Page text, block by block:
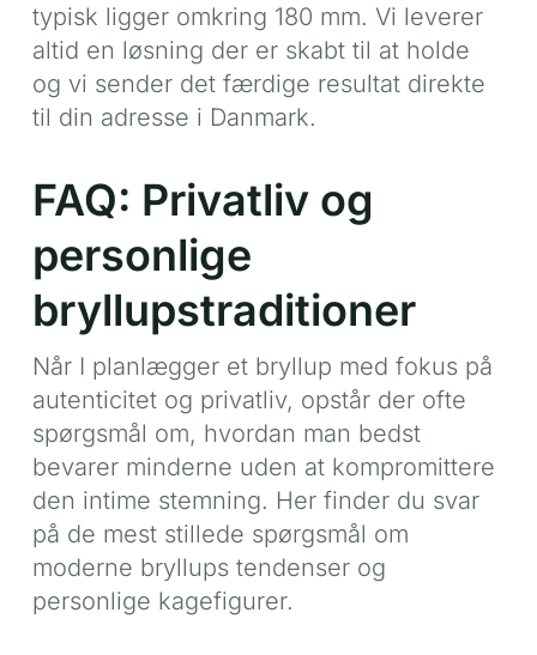
typisk ligger omkring 180 mm. Vi leverer
altid en løsning der er skabt til at holde
og vi sender det færdige resultat direkte
til din adresse i Danmark.
FAQ: Privatliv og
personlige
bryllupstraditioner
Når I planlægger et bryllup med fokus på
autenticitet og privatliv, opstår der ofte
spørgsmål om, hvordan man bedst
bevarer minderne uden at kompromittere
den intime stemning. Her finder du svar
på de mest stillede spørgsmål om
moderne bryllups tendenser og
personlige kagefigurer.